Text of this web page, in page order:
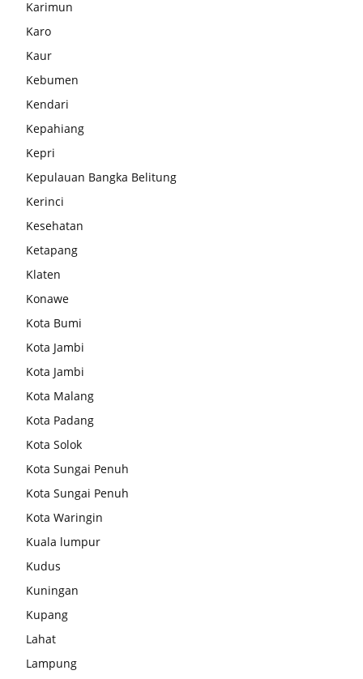
Karimun
Karo
Kaur
Kebumen
Kendari
Kepahiang
Kepri
Kepulauan Bangka Belitung
Kerinci
Kesehatan
Ketapang
Klaten
Konawe
Kota Bumi
Kota Jambi
Kota Jambi
Kota Malang
Kota Padang
Kota Solok
Kota Sungai Penuh
Kota Sungai Penuh
Kota Waringin
Kuala lumpur
Kudus
Kuningan
Kupang
Lahat
Lampung